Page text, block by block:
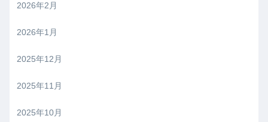
2026年2月
2026年1月
2025年12月
2025年11月
2025年10月